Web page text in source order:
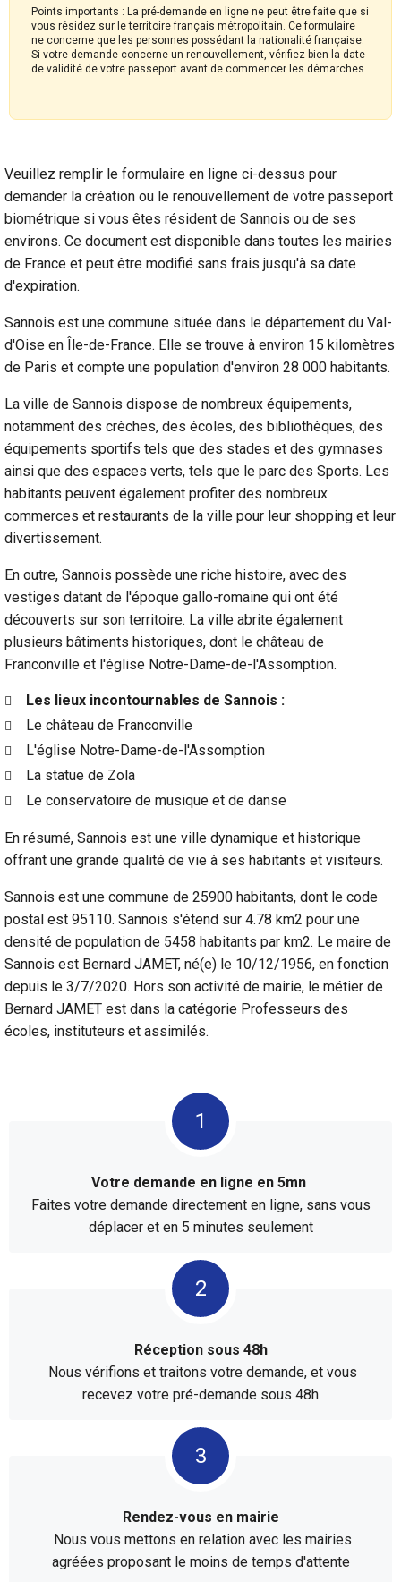
Points importants : La pré-demande en ligne ne peut être faite que si
vous résidez sur le territoire français métropolitain. Ce formulaire
ne concerne que les personnes possédant la nationalité française.
Si votre demande concerne un renouvellement, vérifiez bien la date
de validité de votre passeport avant de commencer les démarches.
Veuillez remplir le formulaire en ligne ci-dessus pour
demander la création ou le renouvellement de votre passeport
biométrique si vous êtes résident de Sannois ou de ses
environs. Ce document est disponible dans toutes les mairies
de France et peut être modifié sans frais jusqu'à sa date
d'expiration.
Sannois est une commune située dans le département du Val-
d'Oise en Île-de-France. Elle se trouve à environ 15 kilomètres
de Paris et compte une population d'environ 28 000 habitants.
La ville de Sannois dispose de nombreux équipements,
notamment des crèches, des écoles, des bibliothèques, des
équipements sportifs tels que des stades et des gymnases
ainsi que des espaces verts, tels que le parc des Sports. Les
habitants peuvent également profiter des nombreux
commerces et restaurants de la ville pour leur shopping et leur
divertissement.
En outre, Sannois possède une riche histoire, avec des
vestiges datant de l'époque gallo-romaine qui ont été
découverts sur son territoire. La ville abrite également
plusieurs bâtiments historiques, dont le château de
Franconville et l'église Notre-Dame-de-l'Assomption.
Les lieux incontournables de Sannois :
Le château de Franconville
L'église Notre-Dame-de-l'Assomption
La statue de Zola
Le conservatoire de musique et de danse
En résumé, Sannois est une ville dynamique et historique
offrant une grande qualité de vie à ses habitants et visiteurs.
Sannois est une commune de 25900 habitants, dont le code
postal est 95110. Sannois s'étend sur 4.78 km2 pour une
densité de population de 5458 habitants par km2. Le maire de
Sannois est Bernard JAMET, né(e) le 10/12/1956, en fonction
depuis le 3/7/2020. Hors son activité de mairie, le métier de
Bernard JAMET est dans la catégorie Professeurs des
écoles, instituteurs et assimilés.
Votre demande en ligne en 5mn
Faites votre demande directement en ligne, sans vous
déplacer et en 5 minutes seulement
Réception sous 48h
Nous vérifions et traitons votre demande, et vous
recevez votre pré-demande sous 48h
Rendez-vous en mairie
Nous vous mettons en relation avec les mairies
agréées proposant le moins de temps d'attente